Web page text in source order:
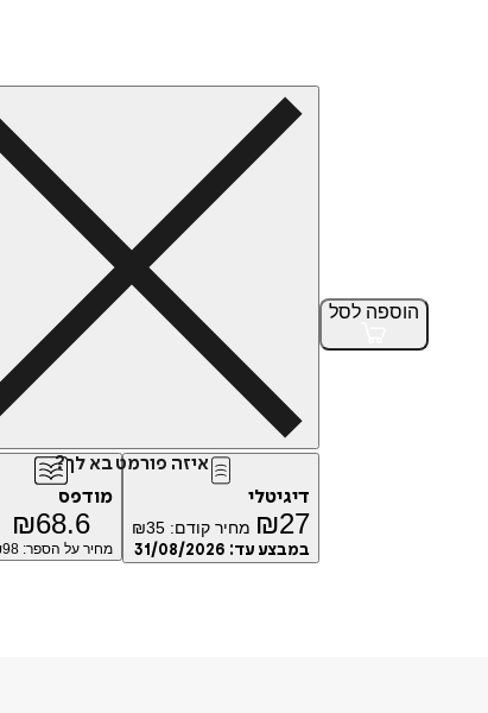
הוספה לסל
איזה פורמט בא לך?
דיגיטלי
₪27 מחיר קודם: ₪35
במבצע עד: 31/08/2026
מודפס
₪68.6
מחיר על הספר: ₪98